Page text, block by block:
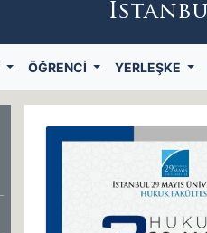
ÖĞRENCI YERLEŞKE